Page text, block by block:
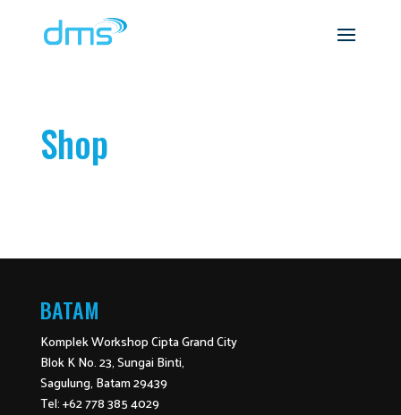
Shop
BATAM
Komplek Workshop Cipta Grand City
Blok K No. 23, Sungai Binti,
Sagulung, Batam 29439
Tel: +62 778 385 4029